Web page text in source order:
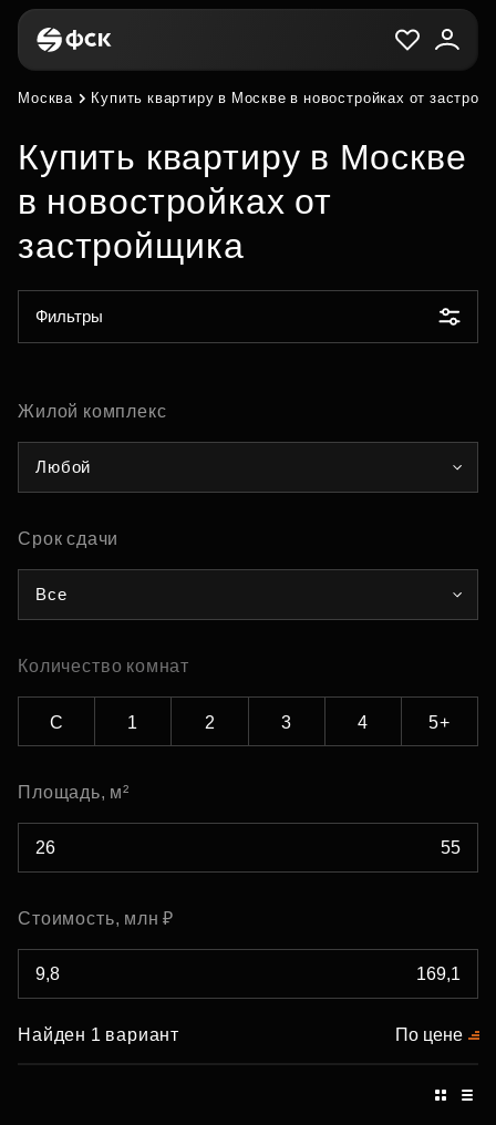
Москва Купить квартиру в Москве в новостройках от
Купить квартиру в Москве
в новостройках от
застройщика
Фильтры
Жилой комплекс
Любой
Срок сдачи
Все
Количество комнат
С 1 2 3 4 5+
Площадь, м²
Стоимость, млн ₽
Найден 1 вариант По цене